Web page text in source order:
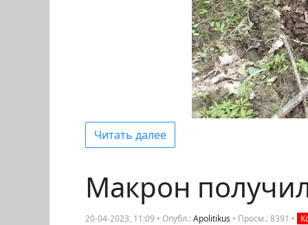
Читать далее
Макрон
20-04-2023, 11:09 • Опубл.:Apolitikus • Просм.: 8391 •